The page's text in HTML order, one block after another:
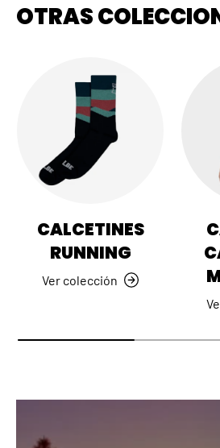
OTRAS
CALCETINES
RUNNING
Ver colección